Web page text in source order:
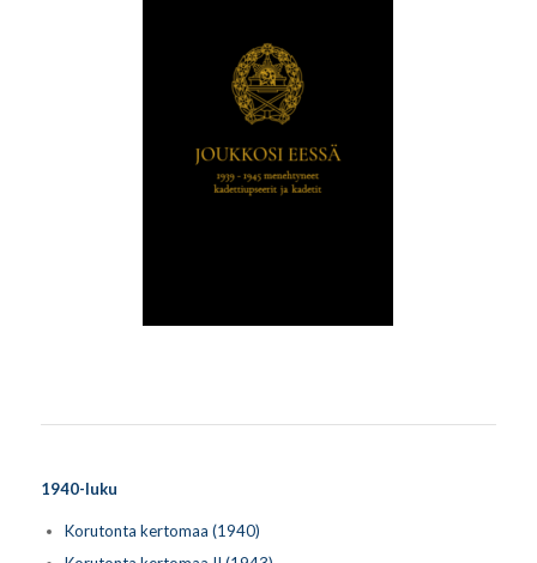
1940-luku
Korutonta kertomaa (1940)